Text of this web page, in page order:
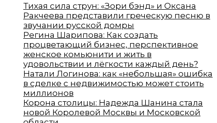
Тихая сила струн: «Зори бэнд» и Оксана
Ракчеева представили греческую песню в
звучании русской домры
Регина Шарипова: Как создать
процветающий бизнес, перспективное
женское комьюнити и жить в
удовольствии и лёгкости каждый день?
Натали Логинова: как «небольшая» ошибка
в сделке с недвижимостью может стоить
миллионов
Корона столицы: Надежда Шанина стала
новой Королевой Москвы и Московской